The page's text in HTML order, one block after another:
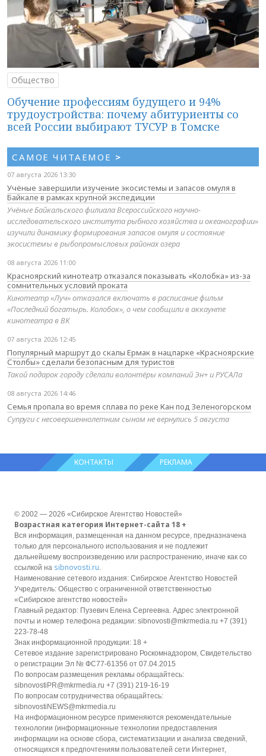
Общество
Обучение профессиям будущего и 94%
трудоустройства: почему абитуриенты со
всей России выбирают ТУСУР в Томске
САМОЕ ЧИТАЕМОЕ >
07 августа 2026 13:30
Учёные завершили изучение экосистемы и запасов омуля в
Байкале в рамках крупной экспедиции
Учёные Байкальского филиала Всероссийского научно-
исследовательского института рыбного хозяйства и океанографии»
изучили динамику формирования запасов омуля и состояние
экосистемы в рыбопромысловых районах озера
08 августа 2026 11:00
Красноярский кинотеатр отказался показывать «Колобка» из-за
сомнительных условий проката
Кинотеатр «Луч» отказался включать в расписание фильм
«Последний богатырь. Колобок», о чем сообщили в аккаунте
кинотеатра в ВК
07 августа 2026 12:45
Популярный маршрут до скалы Ермак в нацпарке «Красноярские
Столбы» сделали безопасным для туристов
Такой подарок городу сделали волонтёры компаний Эн+ и РУСАЛа
08 августа 2026 14:46
Семья пропала во время сплава по реке Кан под Зеленогорском
Супруги с несовершеннолетним сыном не вернулись 5 августа
КОНТАКТЫ РЕКЛАМА
© 2002 — 2026 «Сибирское Агентство Новостей»
Возрастная категория Интернет-сайта 18 +
Вся информация, размещенная на данном ресурсе, предназначена
только для персонального использования и не подлежит
дальнейшему воспроизведению или распространению, иначе как со
ссылкой на sibnovosti.ru
Наименование сетевого издания: Сибирское Агентство Новостей
Учредитель: Общество с ограниченной ответственностью
«Сибирское агентство новостей»
Главный редактор: Пузевич Елена Сергеевна. Адрес электронной
почты и номер телефона редакции: sibnovosti@mkrmedia.ru +7 (391)
223-78-48
Знак информационной продукции: 18 +
Сетевое издание зарегистрировано Роскомнадзором, Свидетельство
о регистрации Эл № ФС77-61356 от 07.04.2015
По вопросам размещения рекламы обращайтесь:
sibnovostiPR@mkrmedia.ru +7 (391) 219-16-19
По вопросам сотрудничества обращайтесь:
sibnovostiNEWS@mkrmedia.ru
На информационном ресурсе применяются рекомендательные
технологии (информационные технологии предоставления
информации на основе сбора, систематизации и анализа сведений,
относящихся к предпочтениям пользователей сети Интернет,